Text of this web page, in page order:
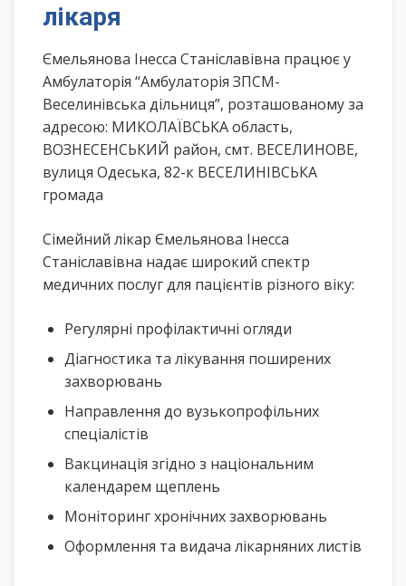
лікаря
Ємельянова Інесса Станіславівна працює у
Амбулаторія “Амбулаторія ЗПСМ-
Веселинівська дільниця”, розташованому за
адресою: МИКОЛАЇВСЬКА область,
ВОЗНЕСЕНСЬКИЙ район, смт. ВЕСЕЛИНОВЕ,
вулиця Одеська, 82-к ВЕСЕЛИНІВСЬКА
громада
Сімейний лікар Ємельянова Інесса
Станіславівна надає широкий спектр
медичних послуг для пацієнтів різного віку:
Регулярні профілактичні огляди
Діагностика та лікування поширених
захворювань
Направлення до вузькопрофільних
спеціалістів
Вакцинація згідно з національним
календарем щеплень
Моніторинг хронічних захворювань
Оформлення та видача лікарняних листів